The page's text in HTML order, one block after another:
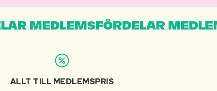
MEDLEMSFÖRDELAR
ALLT TILL MEDLEMSPRIS